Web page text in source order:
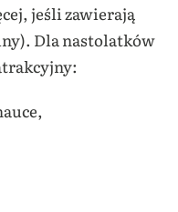
jeśli zawierają
Dla nastolatków